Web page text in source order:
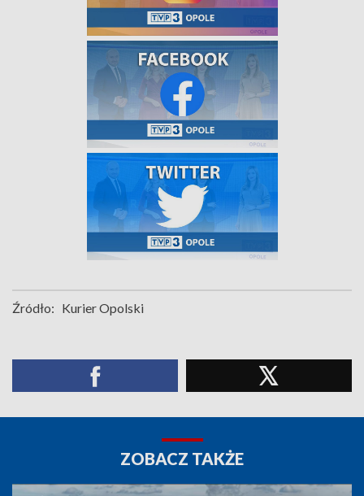
Źródło: Kurier Opolski
ZOBACZ TAKŻE